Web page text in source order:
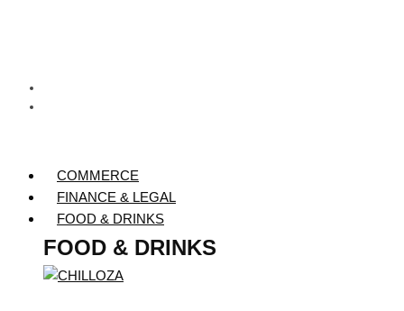
COMMERCE
FINANCE & LEGAL
FOOD & DRINKS
FOOD & DRINKS